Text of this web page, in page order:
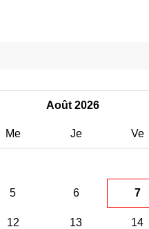
Août 2026
Me Je Ve
5 6 7
12 13 14